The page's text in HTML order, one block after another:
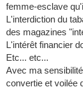
femme-esclave
L'interdiction du
des magazines
L'intérêt financier
Etc... etc...
Avec ma
convertie et voilée